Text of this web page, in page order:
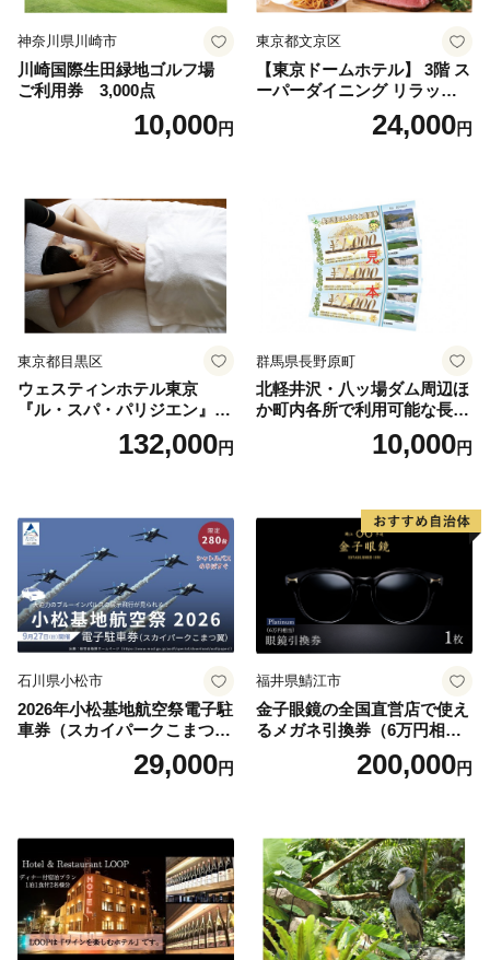
神奈川県川崎市
川崎国際生田緑地ゴルフ場
ご利用券 3,000点
10,000円
東京都文京区
【東京ドームホテル】 3階 ス
ーパーダイニング リラッサ
ランチブッフェ お食事券 大
人1名様分 関東 東京 ご利用
24,000円
東京都目黒区
ウェスティンホテル東京
『ル・スパ・パリジエン』選
べるボディセラピー90分/1名
132,000円
群馬県長野原町
北軽井沢・八ッ場ダム周辺ほ
か町内各所で利用可能な長野
原町ふるさと感謝券（3,000
円分）【トラベル 観光 旅行
10,000円
石川県小松市
2026年小松基地航空祭電子駐
車券（スカイパークこまつ
翼） 駐車場 シャトルバスの
りばすぐ 石川県 小松市
29,000円
福井県鯖江市
金子眼鏡の全国直営店で使え
るメガネ引換券（6万円相
当） Platinum200,000円